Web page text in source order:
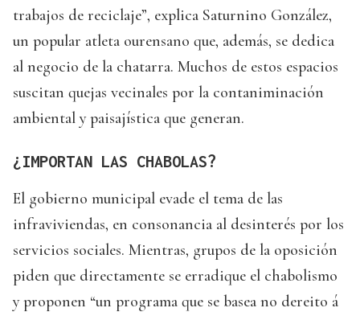
trabajos de reciclaje”, explica Saturnino González,
un popular atleta ourensano que, además, se dedica
al negocio de la chatarra. Muchos de estos espacios
suscitan quejas vecinales por la contaniminación
ambiental y paisajística que generan.
¿IMPORTAN LAS CHABOLAS?
El gobierno municipal evade el tema de las
infraviviendas, en consonancia al desinterés por los
servicios sociales. Mientras, grupos de la oposición
piden que directamente se erradique el chabolismo
y proponen “un programa que se basea no dereito á